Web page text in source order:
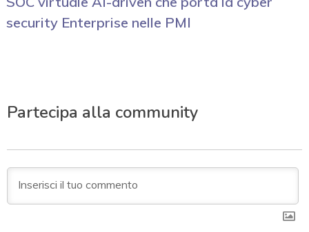
security Enterprise nelle PMI
Partecipa alla community